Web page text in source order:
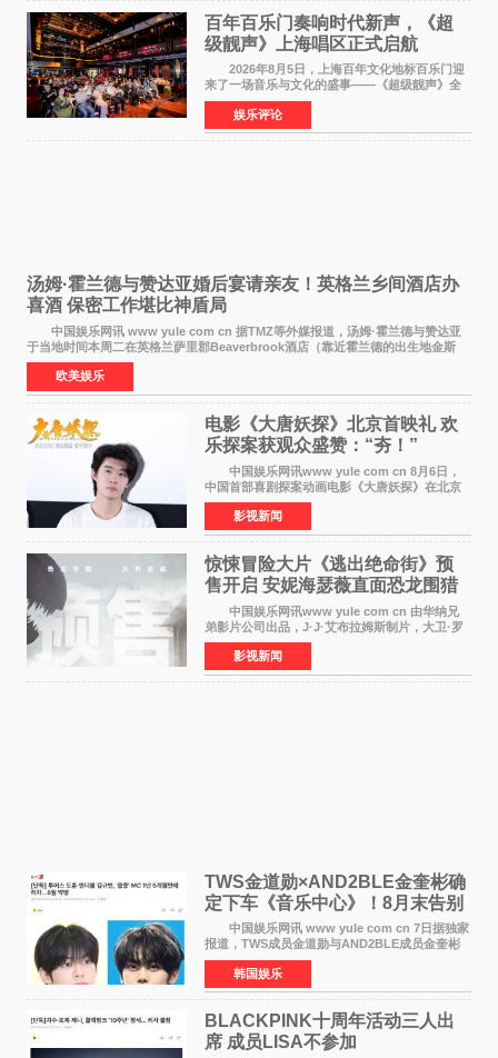
百年百乐门奏响时代新声，《超
级靓声》上海唱区正式启航
2026年8月5日，上海百年文化地标百乐门迎
来了一场音乐与文化的盛事——《超级靓声》全
国励志音乐公益节目上海唱区新闻发布会暨启动
仪式在此隆重举行。各界领导、嘉宾与媒体朋友
齐聚一堂，共同
娱乐评论
汤姆·霍兰德与赞达亚婚后宴请亲友！英格兰乡间酒店办
喜酒 保密工作堪比神盾局
中国娱乐网讯 www yule com cn 据TMZ等外媒报道，汤姆·霍兰德与赞达亚
于当地时间本周二在英格兰萨里郡Beaverbrook酒店（靠近霍兰德的出生地金斯
顿）举办婚宴，邀请家人与朋友们喝喜酒，庆祝
欧美娱乐
电影《大唐妖探》北京首映礼 欢
乐探案获观众盛赞：“夯！”
中国娱乐网讯www yule com cn 8月6日，
中国首部喜剧探案动画电影《大唐妖探》在北京
举办电影首映礼。导演程腾、联合导演黄珉、总
制片人曹紫建、制片人李莹莹，配音导演张喆，
对白指导程寅，领
影视新闻
惊悚冒险大片《逃出绝命街》预
售开启 安妮海瑟薇直面恐龙围猎
中国娱乐网讯www yule com cn 由华纳兄
弟影片公司出品，J·J·艾布拉姆斯制片，大卫·罗
伯特·米切尔执导，好莱坞巨星安妮·海瑟薇和伊万
·麦克格雷格领衔主演的2026暑期惊悚冒险大片
《逃出绝
影视新闻
TWS金道勋×AND2BLE金奎彬确
定下车《音乐中心》！8月末告别
MC席位
中国娱乐网讯 www yule com cn 7日据独家
报道，TWS成员金道勋与AND2BLE成员金奎彬
将于8月离开《音乐中心》MC的位置。 金道
勋与金奎彬于去年3月与H2H A-NA一起被选为
《音乐中心》MC，约1
韩国娱乐
BLACKPINK十周年活动三人出
席 成员LISA不参加